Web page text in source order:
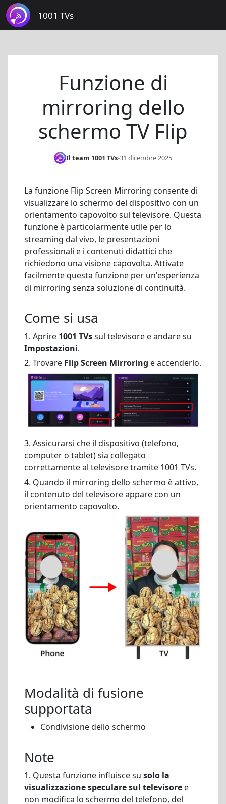
1001 TVs
Funzione di
mirroring dello
schermo TV Flip
Il team 1001 TVs-31 dicembre 2025
La funzione Flip Screen Mirroring consente di
visualizzare lo schermo del dispositivo con un
orientamento capovolto sul televisore. Questa
funzione è particolarmente utile per lo
streaming dal vivo, le presentazioni
professionali e i contenuti didattici che
richiedono una visione capovolta. Attivate
facilmente questa funzione per un'esperienza
di mirroring senza soluzione di continuità.
Come si usa
1. Aprire 1001 TVssul televisore e andare su
Impostazioni.
2. Trovare Flip Screen Mirroring e accenderlo.
3. Assicurarsi che il dispositivo (telefono,
computer o tablet) sia collegato
correttamente al televisore tramite 1001 TVs.
4. Quando il mirroring dello schermo è attivo,
il contenuto del televisore appare con un
orientamento capovolto.
Modalità di fusione
supportata
Condivisione dello schermo
Note
1. Questa funzione influisce su solo la
visualizzazione speculare sul televisore e
non modifica lo schermo del telefono, del